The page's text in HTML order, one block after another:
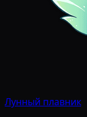
Лунный плавник